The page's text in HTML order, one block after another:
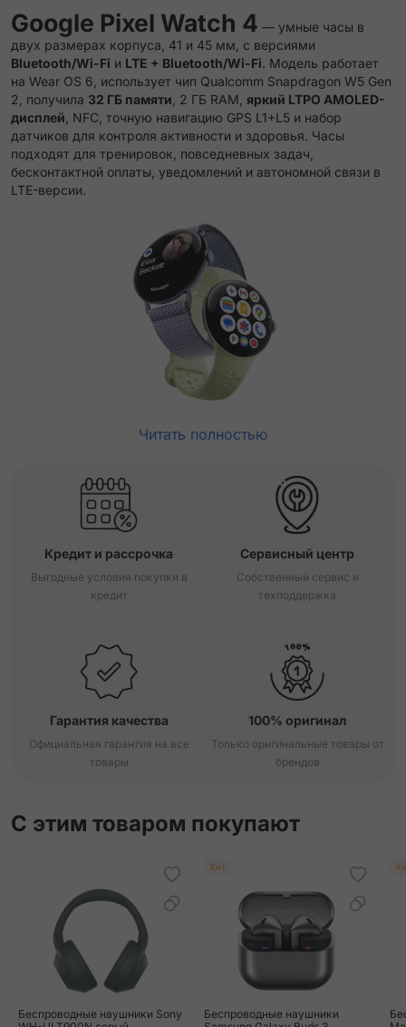
Google Pixel Watch 4 — умные часы в
двух размерах корпуса, 41 и 45 мм, с версиями
Bluetooth/Wi-Fi и LTE + Bluetooth/Wi-Fi. Модель работает
на Wear OS 6, использует чип Qualcomm Snapdragon W5 Gen
2, получила 32 ГБ памяти , 2 ГБ RAM, яркий LTPO AMOLED-
дисплей , NFC, точную навигацию GPS L1+L5 и набор
датчиков для контроля активности и здоровья. Часы
подходят для тренировок, повседневных задач,
бесконтактной оплаты, уведомлений и автономной связи в
LTE-версии.
Читать полностью
Кредит и рассрочка
Выгодные условия покупки в
кредит
Сервисный центр
Собственный сервис и
техподдержка
Гарантия качества
Официальная гарантия на все
товары
100% оригинал
Только оригинальные товары от
брендов
С этим товаром покупают
Беспроводные наушники Sony
Хит
Беспроводные наушники